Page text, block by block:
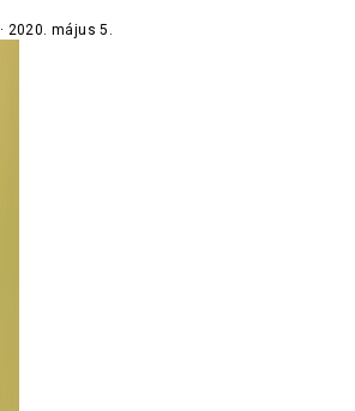
2020. május 5.